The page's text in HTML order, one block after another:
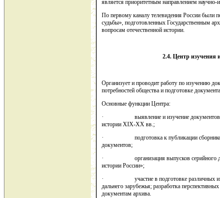
является приоритетным направлением
По первому каналу телевидения России были
судьбы», подготовленных Государственным
вопросам отечественной истории.
2.4. Центр изучения
Организует и проводит работу по изучению
потребностей общества и подготовке
Основные функции Центра:
· выявление и изучение документов
истории XIX-XX вв.;
· подготовка к публикации сборников
документов;
· организация выпусков серийного
истории России»;
· участие в подготовке различных
дальнего зарубежья; разработка
документам архива.